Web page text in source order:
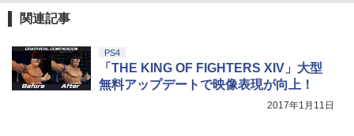
+イベント抽選権+描き下ろし色紙) [ 吾峠
呼世晴 ]
5
ニンテンドープリペイド番号 5000円|オ
ンラインコード版
5
【純正品】DualSense ワイヤレスコン
5
【純正品】Xbox ワイヤレス コントロー
ラー (カーボンブラック)
￥8,698
関連記事
PS4
「THE KING OF FIGHTERS XIV」大型
無料アップデートで映像表現が向上！
2017年1月11日